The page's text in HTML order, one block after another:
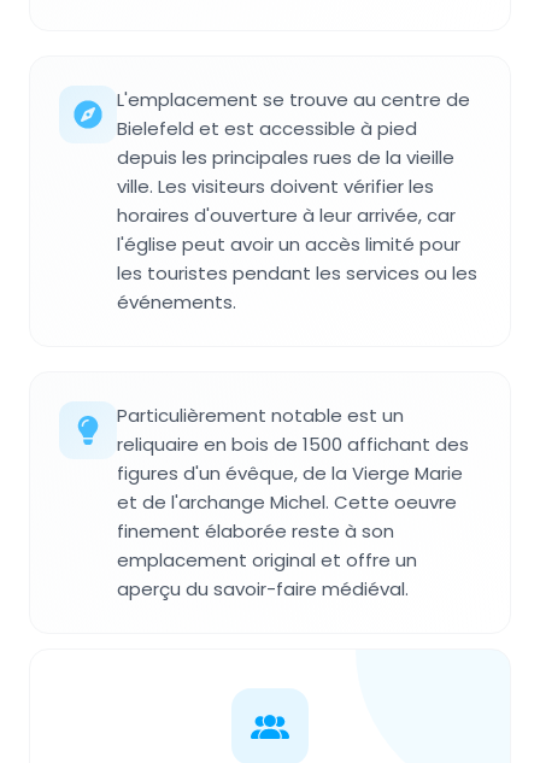
L'emplacement se trouve au centre de
Bielefeld et est accessible à pied
depuis les principales rues de la vieille
ville. Les visiteurs doivent vérifier les
horaires d'ouverture à leur arrivée, car
l'église peut avoir un accès limité pour
les touristes pendant les services ou les
événements.
Particulièrement notable est un
reliquaire en bois de 1500 affichant des
figures d'un évêque, de la Vierge Marie
et de l'archange Michel. Cette oeuvre
finement élaborée reste à son
emplacement original et offre un
aperçu du savoir-faire médiéval.